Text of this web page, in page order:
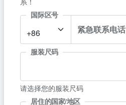
+86
国际区号
紧急联系电话
服装尺码
请选择您的服装尺码
居住的国家/地区